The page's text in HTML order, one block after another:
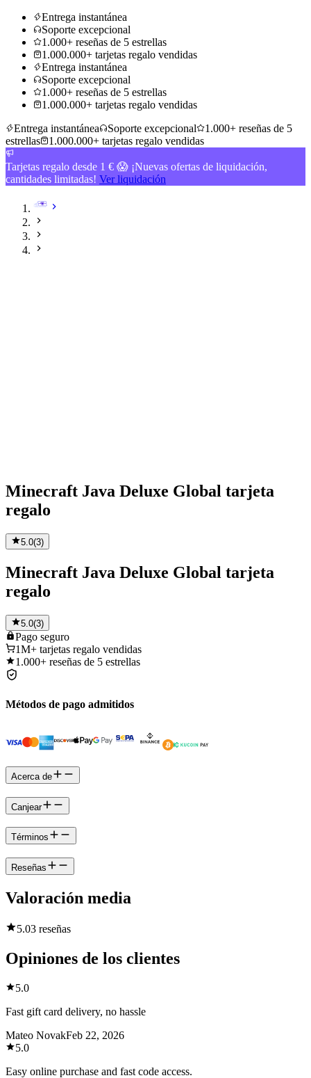
Entrega instantánea
Soporte excepcional
1.000+ reseñas de 5 estrellas
1.000.000+ tarjetas regalo vendidas
Entrega instantánea
Soporte excepcional
1.000+ reseñas de 5 estrellas
1.000.000+ tarjetas regalo vendidas
Entrega instantánea
Soporte excepcional
1.000+ reseñas de 5
estrellas
1.000.000+ tarjetas regalo vendidas
Tarjetas regalo desde 1 € 😱 ¡Nuevas ofertas de liquidación,
cantidades limitadas! Ver liquidación
Minecraft Java Deluxe Global tarjeta
regalo
5.0(3)
Minecraft Java Deluxe Global tarjeta
regalo
5.0(3)
Pago seguro
1M+ tarjetas regalo vendidas
1.000+ reseñas de 5 estrellas
Métodos de pago admitidos
Acerca de
Canjear
Términos
Reseñas
Valoración media
5.03 reseñas
Opiniones de los clientes
5.0
Fast gift card delivery, no hassle
Mateo NovakFeb 22, 2026
5.0
Easy online purchase and fast code access.